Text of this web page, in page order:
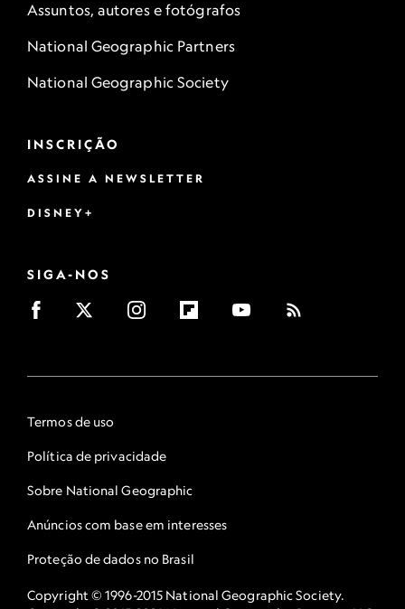
Assuntos, autores e fotógrafos
National Geographic Partners
National Geographic Society
INSCRIÇÃO
ASSINE A NEWSLETTER
DISNEY+
SIGA-NOS
Termos de uso
Política de privacidade
Sobre National Geographic
Anúncios com base em interesses
Proteção de dados no Brasil
Copyright © 1996-2015 National Geographic Society.